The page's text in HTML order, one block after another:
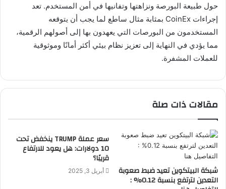
حول طبيعة البورصة ونزاهتها وتفانيها في أمن المستخدم. تعد
إجراءات CoinEx بمثابة مثال ساطع لما يجب أن يتوقعه
المستخدمون من البورصات التي يعهدون بها إلى أصولهم الرقمية،
مما يؤدي في النهاية إلى تعزيز نظام بيئي أكثر أمانًا وموثوقية
للعملات المشفرة.
مقالات ذات صلة
شبكة البيتكوين تعيد ضبط صعوبة
التعدين لترتفع بنسبة 0.12% :
سعر عملة TRUMP ينخفض تحت
10 دولارات: هل يعود للارتفاع
قريبًا؟
أبريل 3, 2025